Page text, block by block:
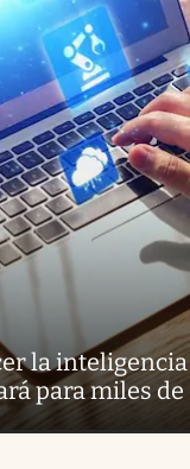
la inteligencia
para miles de